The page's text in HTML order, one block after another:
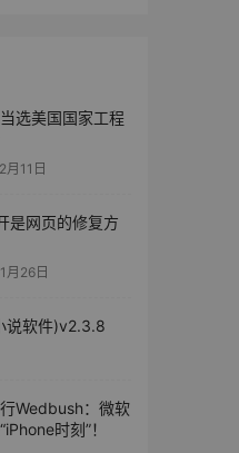
选美国国家工程
月11日
是网页的修复方
月26日
说软件)v2.3.8
Wedbush：微软
时刻”！